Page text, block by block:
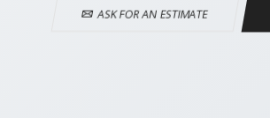
ASK FOR AN ESTIMATE